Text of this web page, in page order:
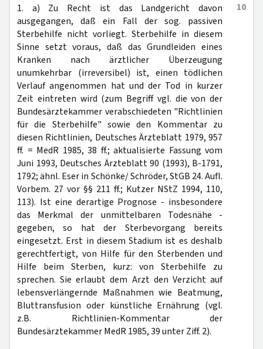
10
1. a) Zu Recht ist das Landgericht davon
ausgegangen, daß ein Fall der sog. passiven
Sterbehilfe nicht vorliegt. Sterbehilfe in diesem
Sinne setzt voraus, daß das Grundleiden eines
Kranken nach ärztlicher Überzeugung
unumkehrbar (irreversibel) ist, einen tödlichen
Verlauf angenommen hat und der Tod in kurzer
Zeit eintreten wird (zum Begriff vgl. die von der
Bundesärztekammer verabschiedeten "Richtlinien
für die Sterbehilfe" sowie den Kommentar zu
diesen Richtlinien, Deutsches Ärzteblatt 1979, 957
ff. = MedR 1985, 38 ff.; aktualisierte Fassung vom
Juni 1993, Deutsches Ärzteblatt 90 (1993), B-1791,
1792; ähnl. Eser in Schönke/ Schröder, StGB 24. Aufl.
Vorbem. 27 vor §§ 211 ff.; Kutzer NStZ 1994, 110,
113). Ist eine derartige Prognose - insbesondere
das Merkmal der unmittelbaren Todesnähe -
gegeben, so hat der Sterbevorgang bereits
eingesetzt. Erst in diesem Stadium ist es deshalb
gerechtfertigt, von Hilfe für den Sterbenden und
Hilfe beim Sterben, kurz: von Sterbehilfe zu
sprechen. Sie erlaubt dem Arzt den Verzicht auf
lebensverlängernde Maßnahmen wie Beatmung,
Bluttransfusion oder künstliche Ernährung (vgl.
z.B. Richtlinien-Kommentar der
Bundesärztekammer MedR 1985, 39 unter Ziff. 2).